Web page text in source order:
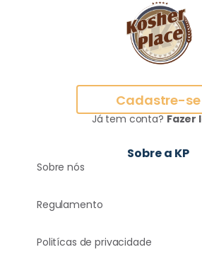
Cadastre-se
Já tem conta? Fazer
Sobre a KP
Sobre nós
Regulamento
Politícas de privacidade